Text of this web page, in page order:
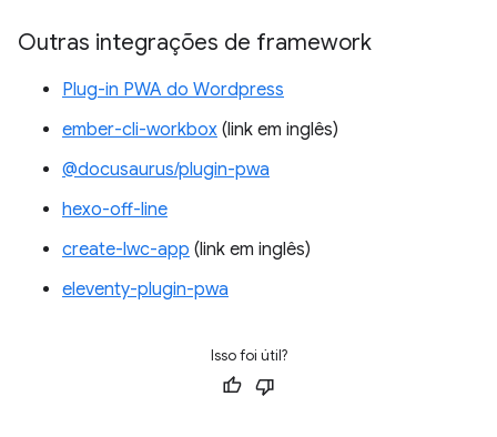
Outras integrações de framework
Plug-in PWA do Wordpress
ember-cli-workbox (link em inglês)
@docusaurus/plugin-pwa
hexo-off-line
create-lwc-app (link em inglês)
eleventy-plugin-pwa
Isso foi útil?